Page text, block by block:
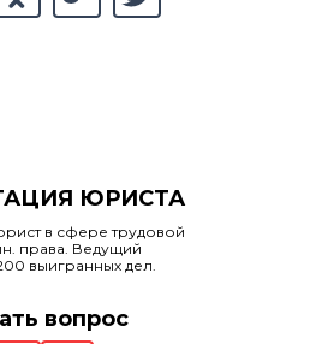
ЮРИСТА
в сфере трудовой
права. Ведущий
выигранных дел.
вопрос